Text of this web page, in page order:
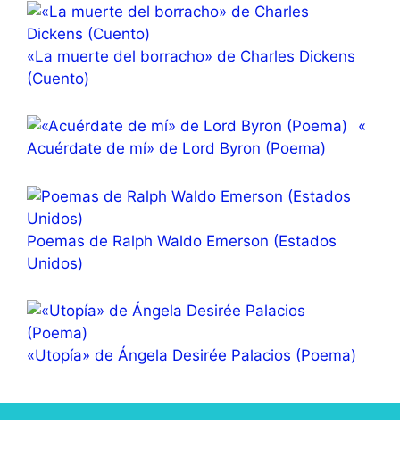
«La muerte del borracho» de Charles Dickens
(Cuento)
«
Acuérdate de mí» de Lord Byron (Poema)
Poemas de Ralph Waldo Emerson (Estados
Unidos)
«Utopía» de Ángela Desirée Palacios (Poema)